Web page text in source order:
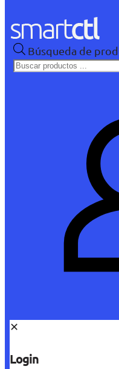
Búsqueda de
✕
Login